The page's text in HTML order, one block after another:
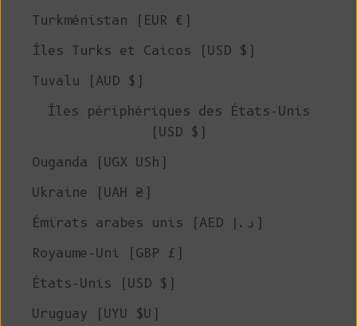
Turkménistan (EUR €)
Îles Turks et Caicos (USD $)
Tuvalu (AUD $)
Îles périphériques des États-Unis
(USD $)
Ouganda (UGX USh)
Ukraine (UAH ₴)
Émirats arabes unis (AED د.إ)
Royaume-Uni (GBP £)
États-Unis (USD $)
Uruguay (UYU $U)